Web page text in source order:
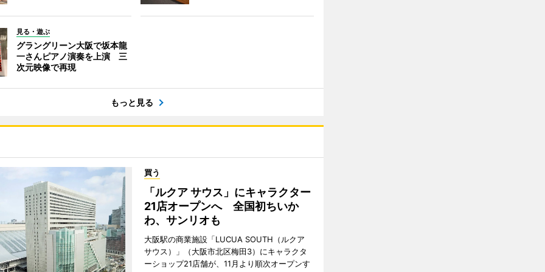
見る・遊ぶ
グラングリーン大阪で坂本龍
一さんピアノ演奏を上演 三
次元映像で再現
もっと見る
買う
「ルクア サウス」にキャラクター
21店オープンへ 全国初ちいか
わ、サンリオも
大阪駅の商業施設「LUCUA SOUTH（ルクア
サウス）」（大阪市北区梅田3）にキャラクタ
ーショップ21店舗が、11月より順次オープンす